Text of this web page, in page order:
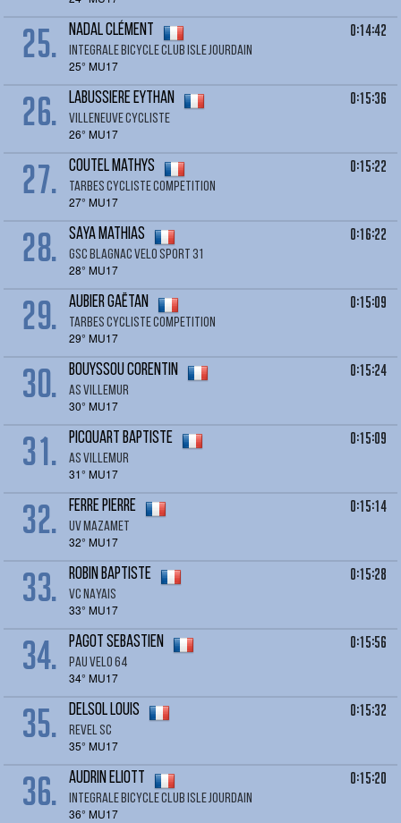
25. NADAL Clément
INTEGRALE BICYCLE CLUB ISLE JOURDAIN
25° MU17
0:14:42
26. LABUSSIERE Eythan
VILLENEUVE CYCLISTE
26° MU17
0:15:36
27. COUTEL Mathys
TARBES CYCLISTE COMPETITION
27° MU17
0:15:22
28. SAYA Mathias
GSC BLAGNAC VELO SPORT 31
28° MU17
0:16:22
29. AUBIER Gaëtan
TARBES CYCLISTE COMPETITION
29° MU17
0:15:09
30. BOUYSSOU Corentin
AS VILLEMUR
30° MU17
0:15:24
31. PICQUART Baptiste
AS VILLEMUR
31° MU17
0:15:09
32. FERRE Pierre
UV MAZAMET
32° MU17
0:15:14
33. ROBIN Baptiste
VC NAYAIS
33° MU17
0:15:28
34. PAGOT Sebastien
PAU VELO 64
34° MU17
0:15:56
35. DELSOL Louis
REVEL SC
35° MU17
0:15:32
36. AUDRIN Eliott
INTEGRALE BICYCLE CLUB ISLE JOURDAIN
36° MU17
0:15:20